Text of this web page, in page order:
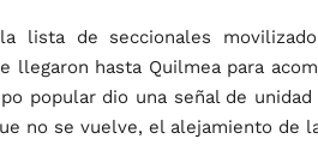
lista de seccionales
llegaron hasta Quilmea para
popular dio una señal de
no se vuelve, el alejamiento de